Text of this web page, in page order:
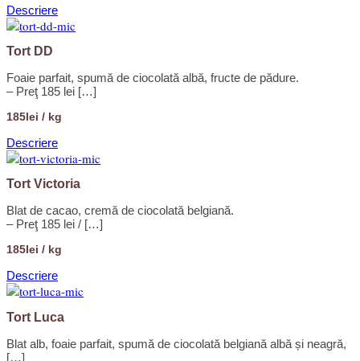
Descriere
Tort DD
Foaie parfait, spumă de ciocolată albă, fructe de pădure.
– Preţ 185 lei […]
185lei / kg
Descriere
Tort Victoria
Blat de cacao, cremă de ciocolată belgiană.
– Preţ 185 lei / […]
185lei / kg
Descriere
Tort Luca
Blat alb, foaie parfait, spumă de ciocolată belgiană albă și neagră,
[…]